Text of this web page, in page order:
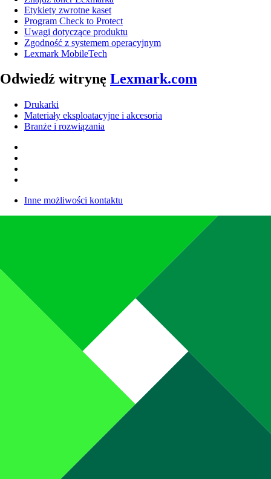
Etykiety zwrotne kaset
Program Check to Protect
Uwagi dotyczące produktu
Zgodność z systemem operacyjnym
Lexmark MobileTech
Odwiedź witrynę Lexmark.com
Drukarki
Materiały eksploatacyjne i akcesoria
Branże i rozwiązania
Inne możliwości kontaktu